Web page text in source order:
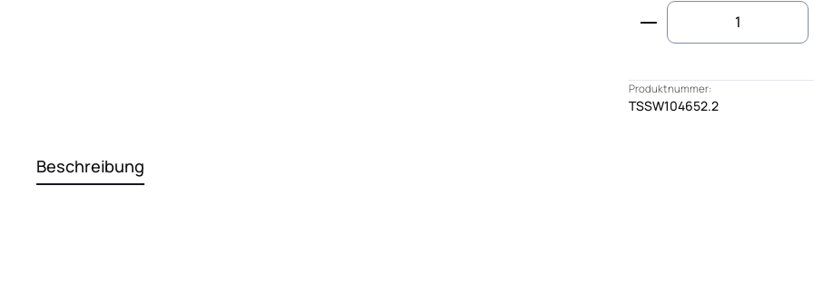
Produkt Anzahl:
Produktnummer:
TSSW104652.2
Beschreibung